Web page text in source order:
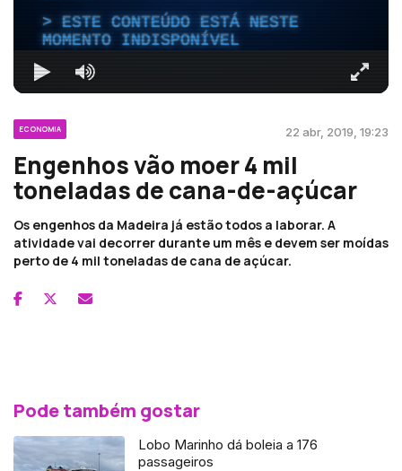
ESTE CONTEÚDO ESTÁ NESTE
MOMENTO INDISPONÍVEL
ECONOMIA 22 abr, 2019, 19:23
Engenhos vão moer 4 mil
toneladas de cana-de-açúcar
Os engenhos da Madeira já estão todos a laborar. A
atividade vai decorrer durante um mês e devem ser moídas
perto de 4 mil toneladas de cana de açúcar.
Pode também gostar
Lobo Marinho dá boleia a 176
passageiros